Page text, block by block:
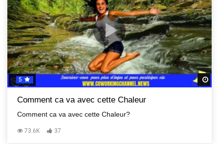
5
Comment ca va avec cette Chaleur
Comment ca va avec cette Chaleur?
73.6K 37